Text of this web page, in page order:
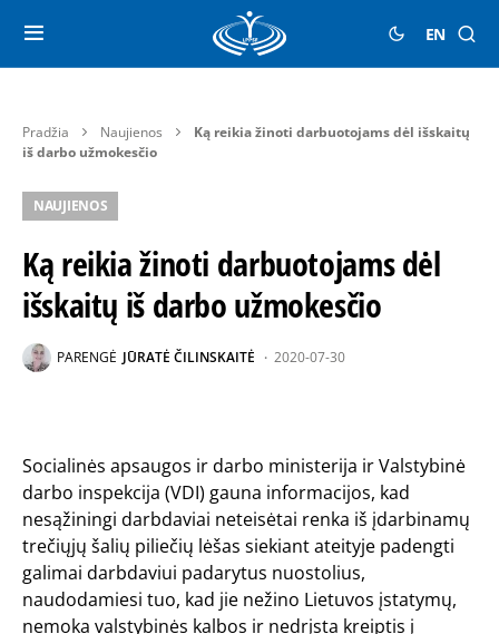
EN
Pradžia Naujienos
Ką reikia žinoti darbuotojams dėl išskaitų
iš darbo užmokesčio
NAUJIENOS
Ką reikia žinoti darbuotojams dėl
išskaitų iš darbo užmokesčio
PARENGĖ JŪRATĖ ČILINSKAITĖ 2020-07-30
Socialinės apsaugos ir darbo ministerija ir Valstybinė
darbo inspekcija (VDI) gauna informacijos, kad
nesąžiningi darbdaviai neteisėtai renka iš įdarbinamų
trečiųjų šalių piliečių lėšas siekiant ateityje padengti
galimai darbdaviui padarytus nuostolius,
naudodamiesi tuo, kad jie nežino Lietuvos įstatymų,
nemoka valstybinės kalbos ir nedrįsta kreiptis į